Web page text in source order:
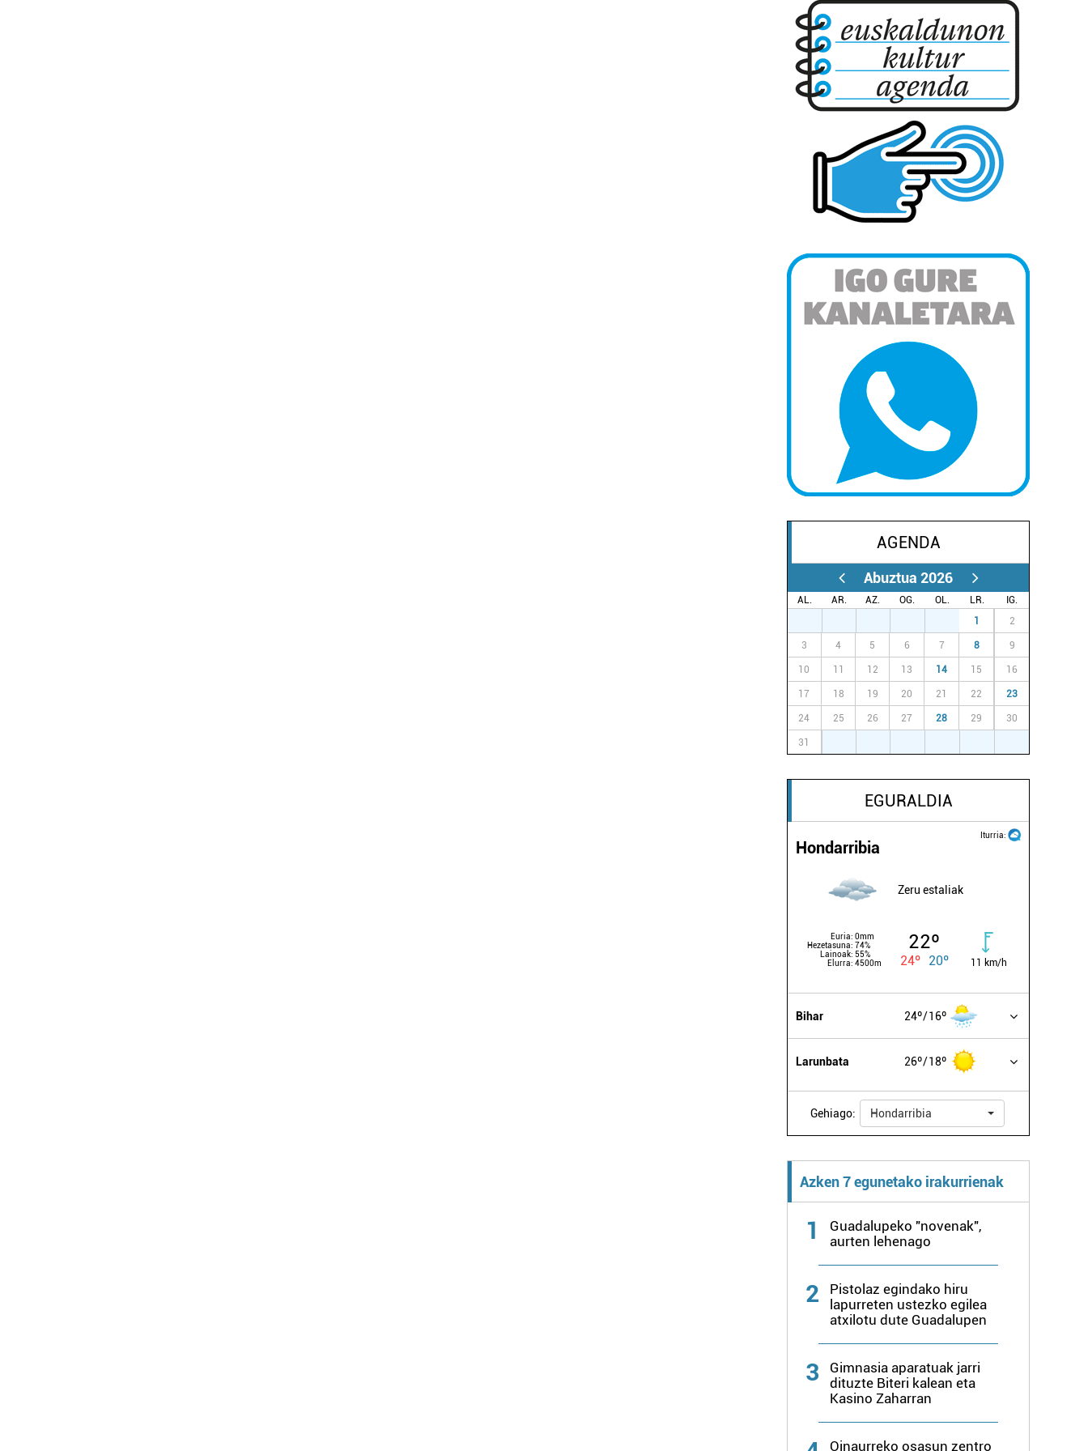
AGENDA
Abuztua 2026
AL. AR. AZ. OG. OL. LR.
IG.
1 2
3 4 5 6 7 8 9
10 11 12 13 14 15 16
17 18 19 20 21 22 23
24 25 26 27 28 29 30
31
EGURALDIA
Iturria:
Hondarribia
Zeru estaliak
Euria: 0mm
Hezetasuna: 74%
Lainoak: 55%
Elurra: 4500m
22º
24º 20º 11 km/h
Bihar 24º 16º
Larunbata 26º 18º
Gehiago: Hondarribia
Azken 7 egunetako irakurrienak
1
Guadalupeko "novenak",
aurten lehenago
2
Pistolaz egindako hiru
lapurreten ustezko egilea
atxilotu dute Guadalupen
3
Gimnasia aparatuak jarri
dituzte Biteri kalean eta
Kasino Zaharran
Oinaurreko osasun zentro